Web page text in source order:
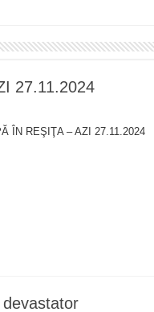
05.08.2026 – avarie
din Herculane
la Carașova VIDEO
str. Văliugului și Plastomet
avarie – Calea Severinului
– 04.08.2026
27.11.2024
ÎN REŞIŢA – AZI 27.11.2024